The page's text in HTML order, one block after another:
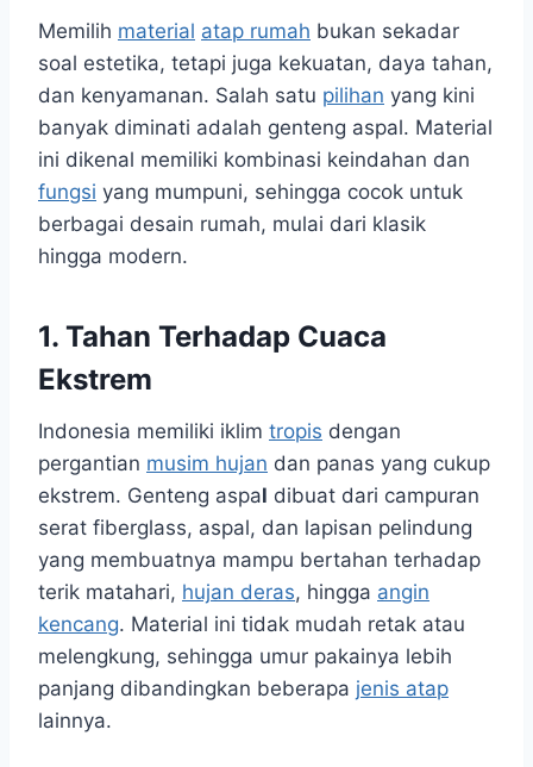
Memilih material atap rumah bukan sekadar
soal estetika, tetapi juga kekuatan, daya tahan,
dan kenyamanan. Salah satu pilihan yang kini
banyak diminati adalah genteng aspal. Material
ini dikenal memiliki kombinasi keindahan dan
fungsi yang mumpuni, sehingga cocok untuk
berbagai desain rumah, mulai dari klasik
hingga modern.
1. Tahan Terhadap Cuaca
Ekstrem
Indonesia memiliki iklim tropis dengan
pergantian musim hujan dan panas yang cukup
ekstrem. Genteng aspal dibuat dari campuran
serat fiberglass, aspal, dan lapisan pelindung
yang membuatnya mampu bertahan terhadap
terik matahari, hujan deras, hingga angin
kencang. Material ini tidak mudah retak atau
melengkung, sehingga umur pakainya lebih
panjang dibandingkan beberapa jenis atap
lainnya.